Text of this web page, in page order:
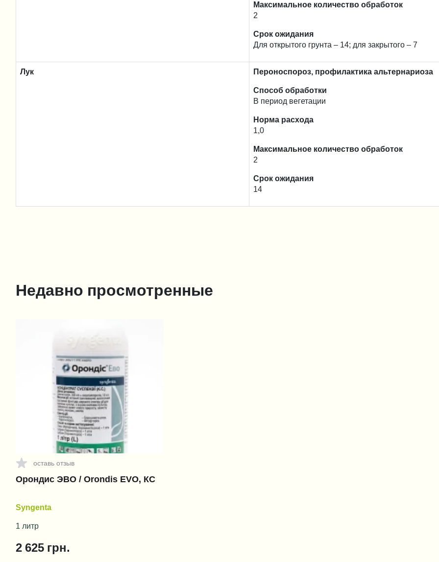
Максимальное количество обработок
2
Срок ожидания
Для открытого грунта – 14; для закрытого – 7
Лук Пероноспороз, профилактика альтернариоза
Способ обработки
В период вегетации
Норма расхода
1,0
Максимальное количество обработок
2
Срок ожидания
14
Недавно просмотренные
оставь отзыв
Орондис ЭВО / Orondis EVO, КС
Syngenta
1 литр
2 625 грн.